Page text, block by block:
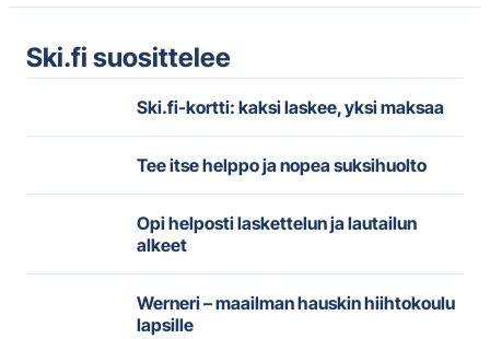
Ski.fi suosittelee
Ski.fi-kortti: kaksi laskee, yksi maksaa
Tee itse helppo ja nopea suksihuolto
Opi helposti laskettelun ja lautailun
alkeet
Werneri – maailman hauskin hiihtokoulu
lapsille